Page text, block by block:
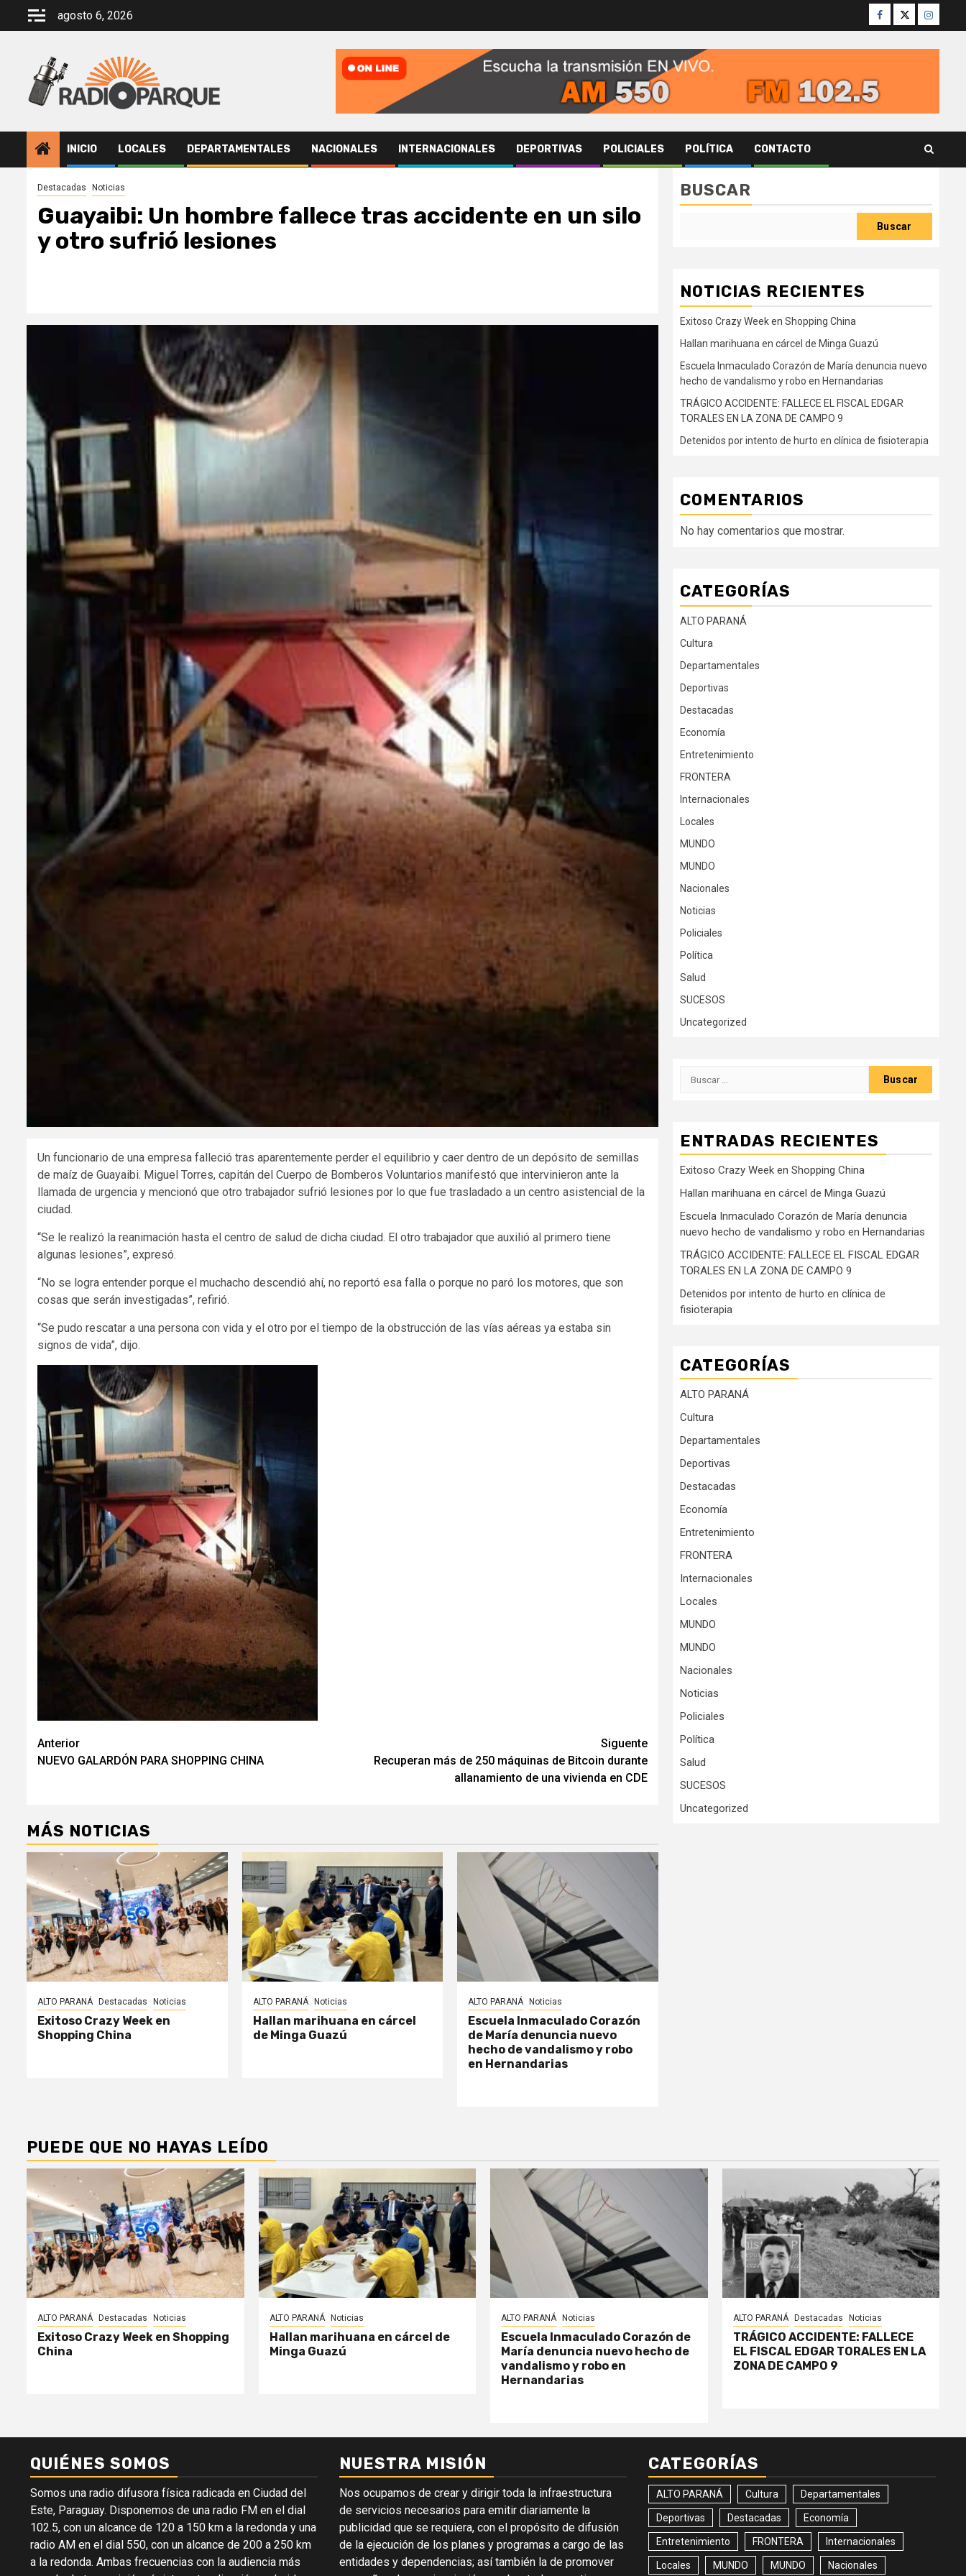
agosto 6, 2026 Facebook
Twitter
INICIO LOCALES DEPARTAMENTALES NACIONALES INTERNACIONALES DEPORTIVAS POLICIALES POLÍTICA CONTACTO
Destacadas Noticias
Guayaibi: Un hombre fallece tras accidente en un silo
y otro sufrió lesiones
Un funcionario de una empresa falleció tras aparentemente perder el equilibrio y caer dentro de un depósito de semillas
de maíz de Guayaibi. Miguel Torres, capitán del Cuerpo de Bomberos Voluntarios manifestó que intervinieron ante la
llamada de urgencia y mencionó que otro trabajador sufrió lesiones por lo que fue trasladado a un centro asistencial de la
ciudad.
“Se le realizó la reanimación hasta el centro de salud de dicha ciudad. El otro trabajador que auxilió al primero tiene
algunas lesiones”, expresó.
“No se logra entender porque el muchacho descendió ahí, no reportó esa falla o porque no paró los motores, que son
cosas que serán investigadas”, refirió.
“Se pudo rescatar a una persona con vida y el otro por el tiempo de la obstrucción de las vías aéreas ya estaba sin
signos de vida”, dijo.
Navegación
de
Anterior
NUEVO GALARDÓN PARA SHOPPING CHINA
Siguente
Recuperan más de 250 máquinas de Bitcoin durante
allanamiento de una vivienda en CDE
MÁS NOTICIAS
ALTO PARANÁ Destacadas Noticias
Exitoso Crazy Week en
Shopping China
ALTO PARANÁ Noticias
Hallan marihuana en cárcel
de Minga Guazú
ALTO PARANÁ Noticias
Escuela Inmaculado Corazón
de María denuncia nuevo
hecho de vandalismo y robo
en Hernandarias
BUSCAR
Buscar
NOTICIAS RECIENTES
Exitoso Crazy Week en Shopping China
Hallan marihuana en cárcel de Minga Guazú
Escuela Inmaculado Corazón de María denuncia nuevo
hecho de vandalismo y robo en Hernandarias
TRÁGICO ACCIDENTE: FALLECE EL FISCAL EDGAR
TORALES EN LA ZONA DE CAMPO 9
Detenidos por intento de hurto en clínica de fisioterapia
COMENTARIOS
No hay comentarios que mostrar.
CATEGORÍAS
ALTO PARANÁ
Cultura
Departamentales
Deportivas
Destacadas
Economía
Entretenimiento
FRONTERA
Internacionales
Locales
MUNDO
MUNDO
Nacionales
Noticias
Policiales
Política
Salud
SUCESOS
Uncategorized
Buscar:
ENTRADAS RECIENTES
Exitoso Crazy Week en Shopping China
Hallan marihuana en cárcel de Minga Guazú
Escuela Inmaculado Corazón de María denuncia
nuevo hecho de vandalismo y robo en Hernandarias
TRÁGICO ACCIDENTE: FALLECE EL FISCAL EDGAR
TORALES EN LA ZONA DE CAMPO 9
Detenidos por intento de hurto en clínica de
fisioterapia
CATEGORÍAS
ALTO PARANÁ
Cultura
Departamentales
Deportivas
Destacadas
Economía
Entretenimiento
FRONTERA
Internacionales
Locales
MUNDO
MUNDO
Nacionales
Noticias
Policiales
Política
Salud
SUCESOS
Uncategorized
PUEDE QUE NO HAYAS LEÍDO
ALTO PARANÁ Destacadas Noticias
Exitoso Crazy Week en Shopping
China
ALTO PARANÁ Noticias
Hallan marihuana en cárcel de
Minga Guazú
ALTO PARANÁ Noticias
Escuela Inmaculado Corazón de
María denuncia nuevo hecho de
vandalismo y robo en
Hernandarias
ALTO PARANÁ Destacadas Noticias
TRÁGICO ACCIDENTE: FALLECE
EL FISCAL EDGAR TORALES EN LA
ZONA DE CAMPO 9
QUIÉNES SOMOS
Somos una radio difusora física radicada en Ciudad del
Este, Paraguay. Disponemos de una radio FM en el dial
102.5, con un alcance de 120 a 150 km a la redonda y una
radio AM en el dial 550, con un alcance de 200 a 250 km
a la redonda. Ambas frecuencias con la audiencia más
NUESTRA MISIÓN
Nos ocupamos de crear y dirigir toda la infraestructura
de servicios necesarios para emitir diariamente la
publicidad que se requiera, con el propósito de difusión
de la ejecución de los planes y programas a cargo de las
entidades y dependencias; así también la de promover
CATEGORÍAS
ALTO PARANÁ Cultura Departamentales
Deportivas Destacadas Economía
Entretenimiento FRONTERA Internacionales
Locales MUNDO MUNDO Nacionales